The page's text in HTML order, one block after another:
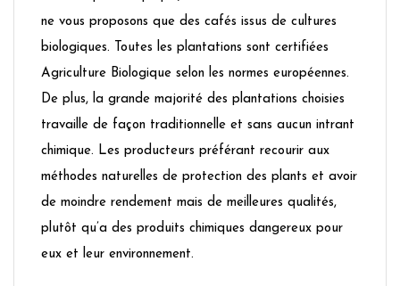
ne vous proposons que des cafés issus de cultures
biologiques. Toutes les plantations sont certifiées
Agriculture Biologique selon les normes européennes.
De plus, la grande majorité des plantations choisies
travaille de façon traditionnelle et sans aucun intrant
chimique. Les producteurs préférant recourir aux
méthodes naturelles de protection des plants et avoir
de moindre rendement mais de meilleures qualités,
plutôt qu’a des produits chimiques dangereux pour
eux et leur environnement.